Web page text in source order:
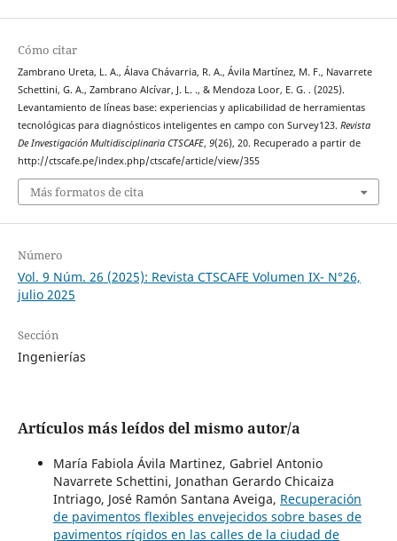
Cómo citar
Zambrano Ureta, L. A., Álava Chávarria, R. A., Ávila Martínez, M. F., Navarrete
Schettini, G. A., Zambrano Alcívar, J. L. ., & Mendoza Loor, E. G. . (2025).
Levantamiento de líneas base: experiencias y aplicabilidad de herramientas
tecnológicas para diagnósticos inteligentes en campo con Survey123. Revista
De Investigación Multidisciplinaria CTSCAFE, 9(26), 20. Recuperado a partir de
http://ctscafe.pe/index.php/ctscafe/article/view/355
Más formatos de cita
Número
Vol. 9 Núm. 26 (2025): Revista CTSCAFE Volumen IX- N°26,
julio 2025
Sección
Ingenierías
Artículos más leídos del mismo autor/a
María Fabiola Ávila Martinez, Gabriel Antonio
Navarrete Schettini, Jonathan Gerardo Chicaiza
Intriago, José Ramón Santana Aveiga, Recuperación
de pavimentos flexibles envejecidos sobre bases de
pavimentos rígidos en las calles de la ciudad de